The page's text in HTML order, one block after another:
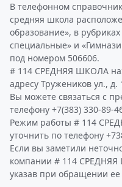
В телефонном
средняя школа
образование», в
специальные» и
под номером 506606.
# 114 СРЕДНЯЯ ШКОЛА
адресу Тружеников ул., д.
Вы можете связаться с
телефону +7(383) 330-89-
Режим работы # 114
уточнить по телефону
Если вы заметили
компании # 114
указав при обращении